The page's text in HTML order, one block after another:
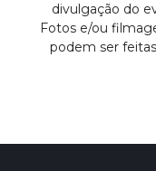
divulgação do
Fotos e/ou
podem ser